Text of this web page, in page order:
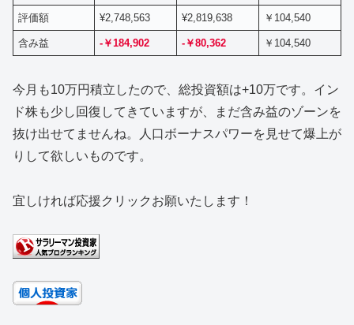
評価額 ¥2,748,563 ¥2,819,638 ￥104,540
含み益 -￥184,902 -￥80,362 ￥104,540
今月も10万円積立したので、総投資額は+10万です。イン
ド株も少し回復してきていますが、まだ含み益のゾーンを
抜け出せてませんね。人口ボーナスパワーを見せて爆上が
りして欲しいものです。
宜しければ応援クリックお願いたします！